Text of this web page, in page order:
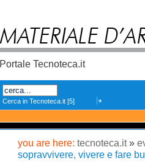
Portale Tecnoteca.it
Search
you are here: tecnoteca.it »
sopravvivere, vivere e fare